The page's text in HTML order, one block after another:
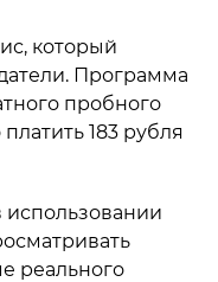
который
Программа
пробного
183 рубля
использовании
реального